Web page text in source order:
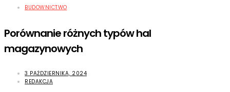
BUDOWNICTWO
Porównanie różnych typów hal
magazynowych
3 PAŹDZIERNIKA, 2024
REDAKCJA